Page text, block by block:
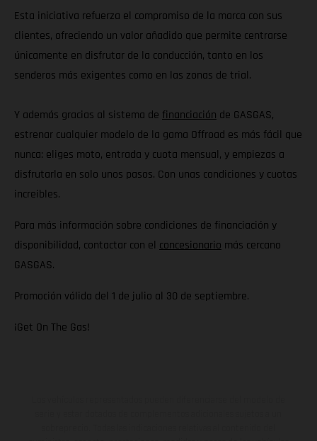
Esta iniciativa refuerza el compromiso de la marca con sus
clientes, ofreciendo un valor añadido que permite centrarse
únicamente en disfrutar de la conducción, tanto en los
senderos más exigentes como en las zonas de trial.
Y además gracias al sistema de financiación de GASGAS,
estrenar cualquier modelo de la gama Offroad es más fácil que
nunca: eliges moto, entrada y cuota mensual, y empiezas a
disfrutarla en solo unos pasos. Con unas condiciones y cuotas
increibles.
Para más información sobre condiciones de financiación y
disponibilidad, contactar con el concesionario más cercano
GASGAS.
Promoción válida del 1 de julio al 30 de septiembre.
¡Get On The Gas!